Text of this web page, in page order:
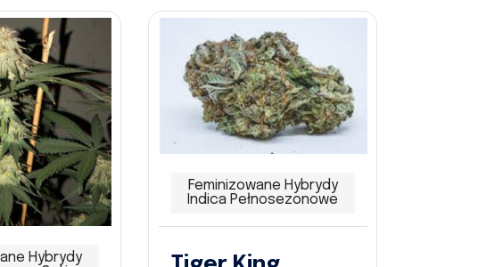
Hybrydy
Feminizowane Hybrydy
Indica Pełnosezonowe